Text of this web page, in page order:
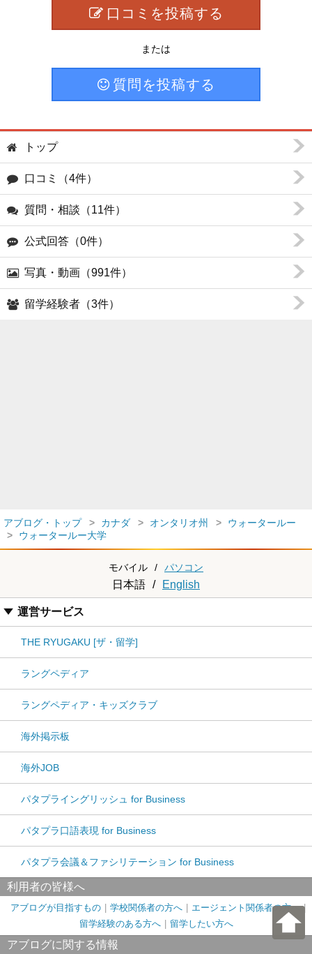
口コミを投稿する
または
質問を投稿する
トップ
口コミ（4件）
質問・相談（11件）
公式回答（0件）
写真・動画（991件）
留学経験者（3件）
アブログ・トップ カナダ オンタリオ州
ウォータールー
ウォータールー大学
モバイル / パソコン
日本語 / English
運営サービス
THE RYUGAKU [ザ・留学]
ラングペディア
ラングペディア・キッズクラブ
海外掲示板
海外JOB
パタプライングリッシュ for Business
パタプラ口語表現 for Business
パタプラ会議＆ファシリテーション for Business
利用者の皆様へ
アブログが目指すもの 学校関係者の方へ
エージェント関係者の方へ
留学経験のある方へ
留学したい方へ
アブログに関する情報